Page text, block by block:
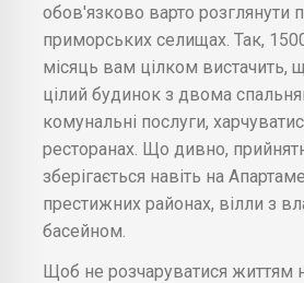
обов'язково варто розглянути
приморських селищах. Так,
місяць вам цілком вистачить,
цілий будинок з двома
комунальні послуги,
ресторанах. Що дивно,
зберігається навіть на
престижних районах, вілли з
басейном.
Щоб не розчаруватися життям